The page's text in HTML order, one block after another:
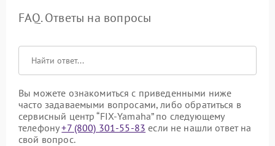
FAQ. Ответы на вопросы
Вы можете ознакомиться с приведенными ниже
часто задаваемыми вопросами, либо обратиться в
сервисный центр “FIX-Yamaha” по следующему
телефону+7 (800) 301-55-83 если не нашли ответ на
свой вопрос.